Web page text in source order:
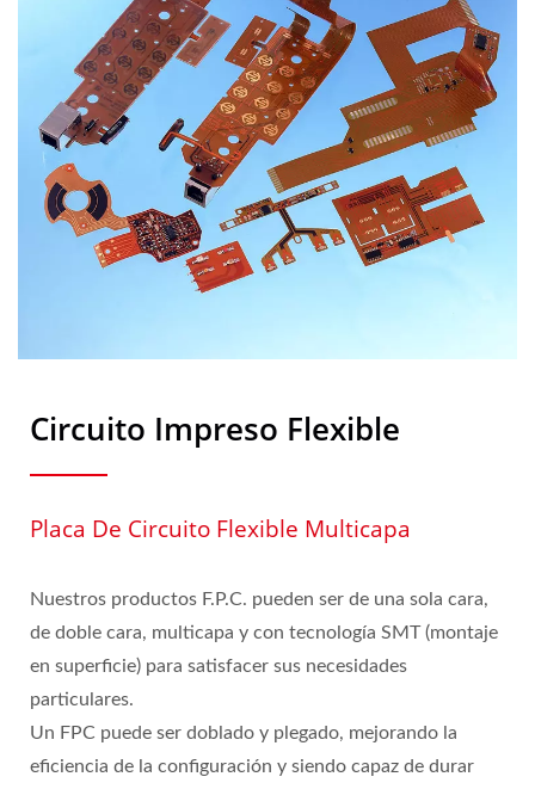
Circuito Impreso Flexible
Placa De Circuito Flexible Multicapa
Nuestros productos F.P.C. pueden ser de una sola cara,
de doble cara, multicapa y con tecnología SMT (montaje
en superficie) para satisfacer sus necesidades
particulares.
Un FPC puede ser doblado y plegado, mejorando la
eficiencia de la configuración y siendo capaz de durar